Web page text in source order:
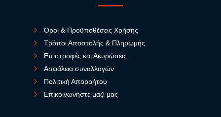
Όροι & Προϋποθέσεις Χρήσης
Τρόποι Αποστολής & Πληρωμής
Επιστροφές και Ακυρώσεις
Ασφάλεια συναλλαγών
Πολιτική Απορρήτου
Επικοινωνήστε μαζί μας